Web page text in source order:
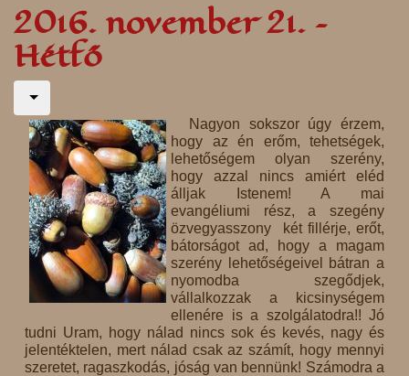
2016. november 21. –
Hétfő
Nagyon sokszor úgy érzem,
hogy az én erőm, tehetségek,
lehetőségem olyan szerény,
hogy azzal nincs amiért eléd
álljak Istenem! A mai
evangéliumi rész, a szegény
özvegyasszony két fillérje, erőt,
bátorságot ad, hogy a magam
szerény lehetőségeivel bátran a
nyomodba szegődjek,
vállalkozzak a kicsinységem
ellenére is a szolgálatodra!! Jó
tudni Uram, hogy nálad nincs sok és kevés, nagy és
jelentéktelen, mert nálad csak az számít, hogy mennyi
szeretet, ragaszkodás, jóság van bennünk! Számodra a